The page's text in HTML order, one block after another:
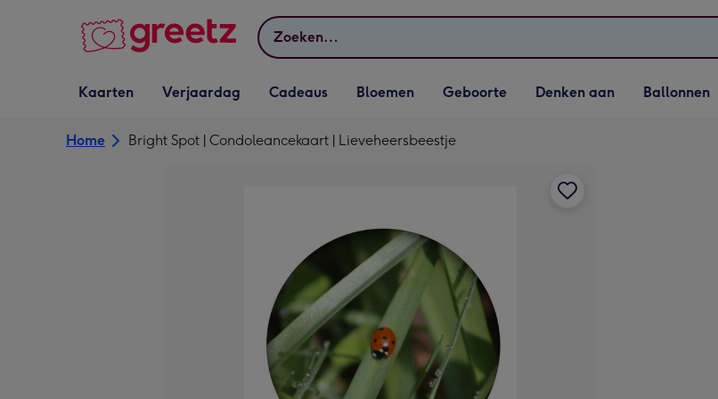
Zoeken
Vervolgkeuzelijst
Kaarten openen
Kaarten
Vervolgkeuzelijst
Verjaardag openen
Verjaardag
Vervolgkeuzelijst
Cadeaus openen
Cadeaus
Vervolgkeuzelijst
Bloemen openen
Bloemen
Vervolgkeuzelijst
Geboorte openen
Geboorte
Vervolgkeuzelijst
Denken aan openen
Denken aan
Vervolgkeuzelijst
Ballonnen openen
Ballonnen
Home Bright Spot | Condoleancekaart | Lieveheersbeestje